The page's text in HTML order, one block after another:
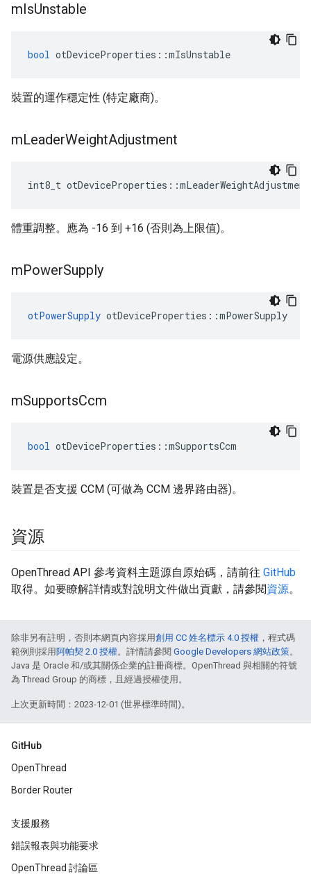
mIsUnstable
bool otDeviceProperties ::mIsUnstable
裝置的運作穩定性 (特定廠商)。
mLeaderWeightAdjustment
int8_t otDeviceProperties ::mLeaderWeightAdjustment
體重調整。應為 -16 到 +16 (否則為上限值)。
mPowerSupply
otPowerSupply otDeviceProperties ::mPowerSupply
電源供應設定。
mSupportsCcm
bool otDeviceProperties ::mSupportsCcm
裝置是否支援 CCM (可做為 CCM 邊界路由器)。
資源
OpenThread API 參考資料主題源自原始碼，請前往 GitHub
取得。如要瞭解詳情或對說明文件做出貢獻，請參閱資源。
除非另有註明，否則本網頁內容採用創用 CC 姓名標示 4.0 授權 ，程式碼
範例則採用 阿帕契 2.0 授權。詳情請參閱 Google Developers 網站政策。
Java 是 Oracle 和/或其關係企業的註冊商標。OpenThread 與相關的符號
為 Thread Group 的商標，且經過授權使用。
上次更新時間：2023-12-01 (世界標準時間)。
GitHub
OpenThread
Border Router
支援服務
錯誤報表與功能要求
OpenThread 討論區